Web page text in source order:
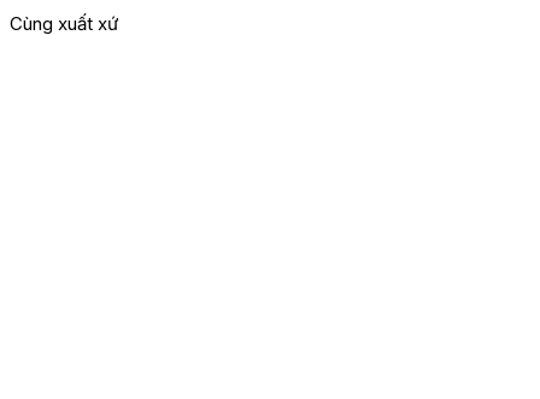
Cùng xuất xứ